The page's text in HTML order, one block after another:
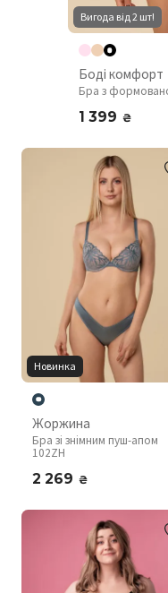
Вигода від 2 шт!
Боді комфорт
Бра з
1 399 ₴
Новинка
Жоржина
Бра зі знімним пуш-апом
102ZH
2 269 ₴